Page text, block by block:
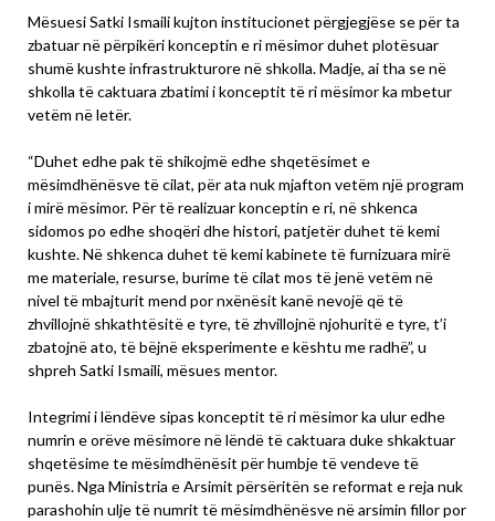
Mësuesi Satki Ismaili kujton institucionet përgjegjëse se për ta
zbatuar në përpikëri konceptin e ri mësimor duhet plotësuar
shumë kushte infrastrukturore në shkolla. Madje, ai tha se në
shkolla të caktuara zbatimi i konceptit të ri mësimor ka mbetur
vetëm në letër.
“Duhet edhe pak të shikojmë edhe shqetësimet e
mësimdhënësve të cilat, për ata nuk mjafton vetëm një program
i mirë mësimor. Për të realizuar konceptin e ri, në shkenca
sidomos po edhe shoqëri dhe histori, patjetër duhet të kemi
kushte. Në shkenca duhet të kemi kabinete të furnizuara mirë
me materiale, resurse, burime të cilat mos të jenë vetëm në
nivel të mbajturit mend por nxënësit kanë nevojë që të
zhvillojnë shkathtësitë e tyre, të zhvillojnë njohuritë e tyre, t’i
zbatojnë ato, të bëjnë eksperimente e kështu me radhë”, u
shpreh Satki Ismaili, mësues mentor.
Integrimi i lëndëve sipas konceptit të ri mësimor ka ulur edhe
numrin e orëve mësimore në lëndë të caktuara duke shkaktuar
shqetësime te mësimdhënësit për humbje të vendeve të
punës. Nga Ministria e Arsimit përsëritën se reformat e reja nuk
parashohin ulje të numrit të mësimdhënësve në arsimin fillor por